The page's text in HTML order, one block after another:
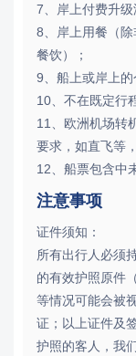
7、岸上付费升级
8、岸上用餐（
餐饮）；
9、船上或岸上的
10、不在既定行
11、欧洲机场转
要求，如直飞等
12、船票包含中
注意事项
证件须知：
所有出行人必须
的有效护照原件
等情况可能会被
证；以上证件及
护照的客人，我